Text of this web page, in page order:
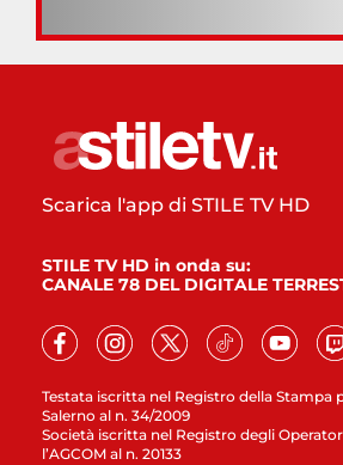
Testata iscritta nel Registro della Stampa
Salerno al n. 34/2009
Società iscritta nel Registro degli
l’AGCOM al n. 20133
Scarica l'app di STILE TV HD
STILE TV HD in onda su:
CANALE 78 DEL DIGITALE